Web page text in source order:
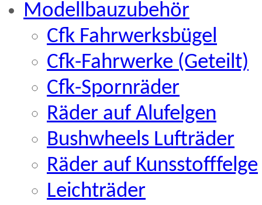
Modellbauzubehör
Cfk Fahrwerksbügel
Cfk-Fahrwerke (Geteilt)
Cfk-Spornräder
Räder auf Alufelgen
Bushwheels Lufträder
Räder auf Kunsstofffelge
Leichträder